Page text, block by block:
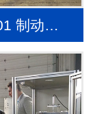
制动…